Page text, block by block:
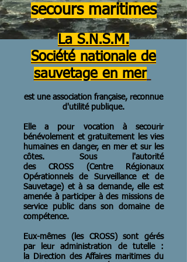
secours maritimes
La S.N.S.M.
Société nationale de
sauvetage en mer
est une association française, reconnue
d'utilité publique.
Elle a pour vocation à secourir
bénévolement et gratuitement les vies
humaines en danger, en mer et sur les
côtes. Sous l'autorité
des CROSS (Centre Régionaux
Opérationnels de Surveillance et de
Sauvetage) et à sa demande, elle est
amenée à participer à des missions de
service public dans son domaine de
compétence.
Eux-mêmes (les CROSS) sont gérés
par leur administration de tutelle :
la Direction des Affaires maritimes du